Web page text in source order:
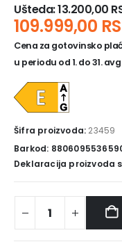
Ušteda:13.200,00
109.999,00
Cena za gotovinsko
u periodu od 1. do 31.
Šifra proizvoda: 23459
Barkod:
Deklaracija proizvoda